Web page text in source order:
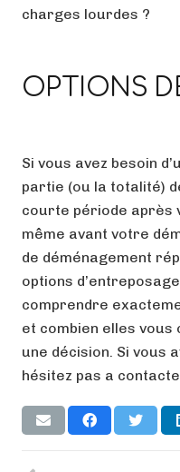
charges lourdes ?
OPTIONS
Si vous avez besoin
partie (ou la totalité)
courte période après
même avant votre
de déménagement
options
comprendre
et combien elles
une décision. Si vous
hésitez pas a